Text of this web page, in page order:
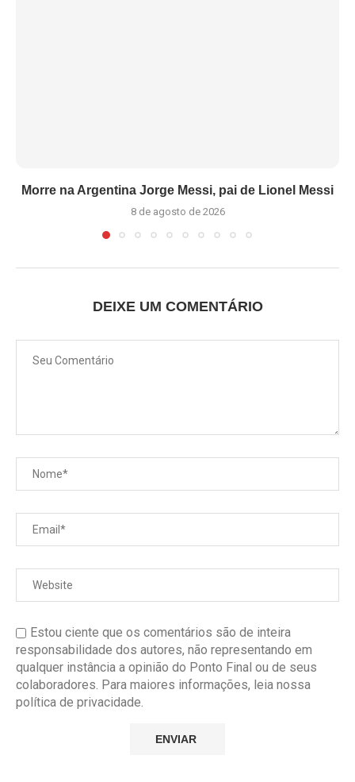
Morre na Argentina Jorge Messi, pai de Lionel Messi
8 de agosto de 2026
DEIXE UM COMENTÁRIO
Estou ciente que os comentários são de inteira
responsabilidade dos autores, não representando em
qualquer instância a opinião do Ponto Final ou de seus
colaboradores. Para maiores informações, leia nossa
política de privacidade.